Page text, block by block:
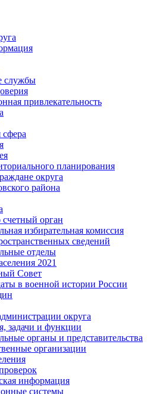
службы
привлекательность
планирования
округа
района
орган
избирательная комиссия
сведений
отделы
2021
Совет
в военной истории России
округа
задачи и функции
органы и представительства
организации
информация
системы